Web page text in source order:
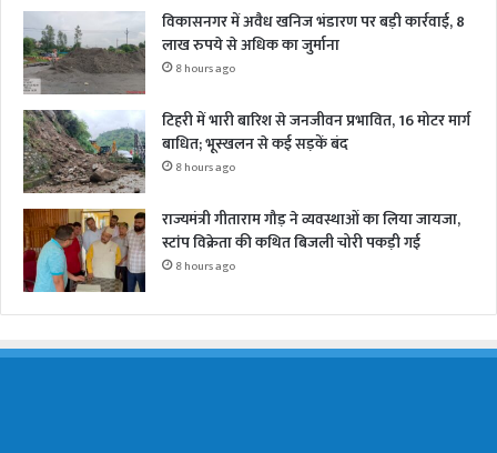
विकासनगर में अवैध खनिज भंडारण पर बड़ी कार्रवाई, 8
लाख रुपये से अधिक का जुर्माना
8 hours ago
टिहरी में भारी बारिश से जनजीवन प्रभावित, 16 मोटर मार्ग
बाधित; भूस्खलन से कई सड़कें बंद
8 hours ago
राज्यमंत्री गीताराम गौड़ ने व्यवस्थाओं का लिया जायजा,
स्टांप विक्रेता की कथित बिजली चोरी पकड़ी गई
8 hours ago